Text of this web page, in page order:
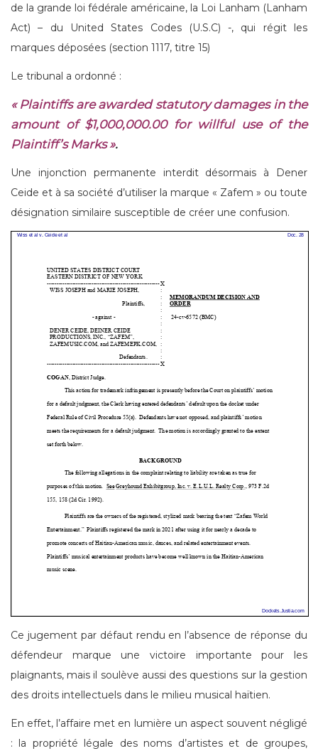
de la grande loi fédérale américaine, la Loi Lanham (Lanham
Act) – du United States Codes (U.S.C) -, qui régit les
marques déposées (section 1117, titre 15)
Le tribunal a ordonné :
« Plaintiffs are awarded statutory damages in the
amount of $1,000,000.00 for willful use of the
Plaintiff’s Marks ».
Une injonction permanente interdit désormais à Dener
Ceide et à sa société d’utiliser la marque « Zafem » ou toute
désignation similaire susceptible de créer une confusion.
Ce jugement par défaut rendu en l’absence de réponse du
défendeur marque une victoire importante pour les
plaignants, mais il soulève aussi des questions sur la gestion
des droits intellectuels dans le milieu musical haïtien.
En effet, l’affaire met en lumière un aspect souvent négligé
: la propriété légale des noms d’artistes et de groupes,